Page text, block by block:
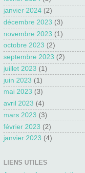
janvier 2024 (2)
décembre 2023 (3)
novembre 2023 (1)
octobre 2023 (2)
septembre 2023 (2)
juillet 2023 (1)
juin 2023 (1)
mai 2023 (3)
avril 2023 (4)
mars 2023 (3)
février 2023 (2)
janvier 2023 (4)
LIENS UTILES